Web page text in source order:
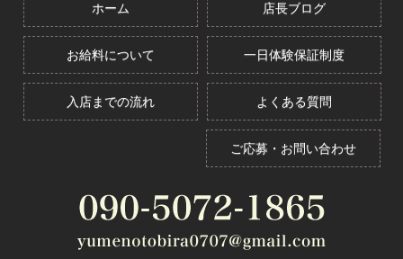
ホーム 店長ブログ
お給料について 一日体験保証制度
入店までの流れ よくある質問
ご応募・お問い合わせ